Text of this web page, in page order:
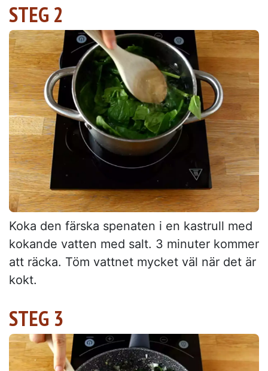
STEG 2
Koka den färska spenaten i en kastrull med
kokande vatten med salt. 3 minuter kommer
att räcka. Töm vattnet mycket väl när det är
kokt.
STEG 3